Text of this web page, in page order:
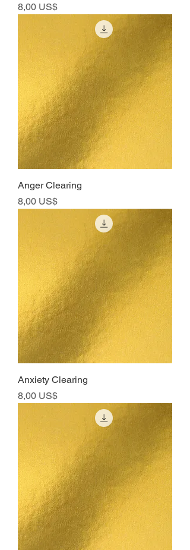
Precio
8,00 US$
Anger Clearing
Precio
8,00 US$
Anxiety Clearing
Precio
8,00 US$